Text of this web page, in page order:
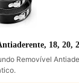
18, 20, 2
Removível